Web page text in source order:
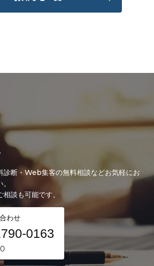
診断・Web集客の無料相談などお気軽にお
談も可能です。
わせ
0163